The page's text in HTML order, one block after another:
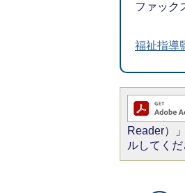
ファック
福祉指導
Reader）
ルしてくだ